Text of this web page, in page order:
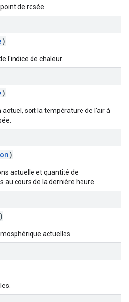
de rosée.
)
l'indice de chaleur.
)
soit la température de l'air à
)
actuelle et quantité de
au cours de la dernière heure.
)
actuelles.